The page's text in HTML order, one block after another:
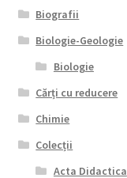
Biografii
Biologie-Geologie
Biologie
Cărți cu reducere
Chimie
Colecții
Acta Didactica